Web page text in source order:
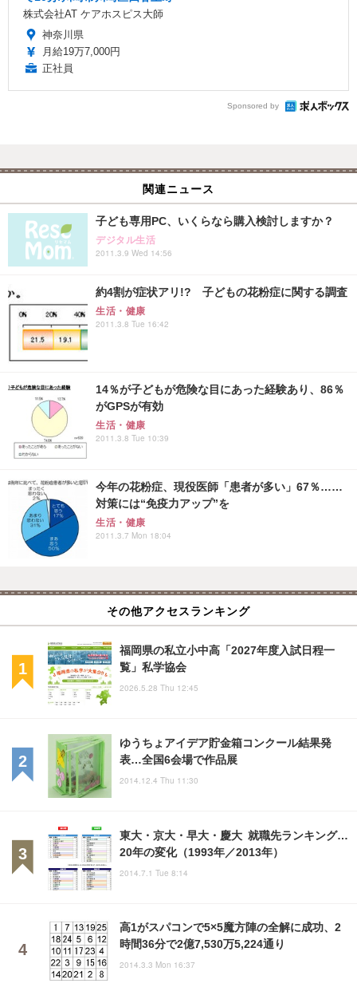
株式会社AT ケアホスピス大師
神奈川県
月給19万7,000円
正社員
Sponsored by
関連ニュース
子ども専用PC、いくらなら購入検討しますか？
デジタル生活
2011.3.9 Wed 14:56
約4割が症状アリ!? 子どもの花粉症に関する調査
生活・健康
2011.3.8 Tue 16:42
14％が子どもが危険な目にあった経験あり、86％
がGPSが有効
生活・健康
2011.3.8 Tue 10:39
今年の花粉症、現役医師「患者が多い」67％……
対策には“免疫力アップ”を
生活・健康
2011.3.7 Mon 18:04
その他アクセスランキング
福岡県の私立小中高「2027年度入試日程一
覧」私学協会
2026.5.28 Thu 12:45
ゆうちょアイデア貯金箱コンクール結果発
表…全国6会場で作品展
2014.12.4 Thu 11:30
東大・京大・早大・慶大 就職先ランキング…
20年の変化（1993年／2013年）
2014.7.1 Tue 8:14
高1がスパコンで5×5魔方陣の全解に成功、2
時間36分で2億7,530万5,224通り
2014.3.3 Mon 16:37